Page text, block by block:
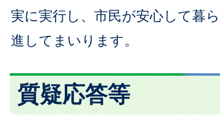
実に実行し、市民が安心して暮
進してまいります。
質疑応答等